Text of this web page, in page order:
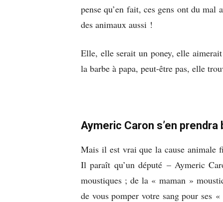
pense qu’en fait, ces gens ont du
des animaux aussi !
Elle, elle serait un poney, elle
la barbe à papa, peut-être pas, elle
Aymeric Caron s’en
Mais il est vrai que la cause animale
Il paraît qu’un député – Aymeric
moustiques ; de la « maman »
de vous pomper votre sang pour ses